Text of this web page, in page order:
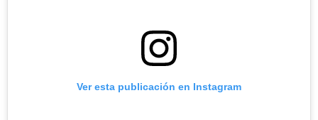
Ver esta publicación en Instagram